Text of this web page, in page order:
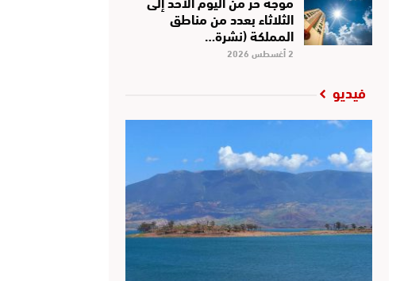
الثلاثاء بعدد من مناطق
المملكة (نشرة…
2 أغسطس 2026
فيديو